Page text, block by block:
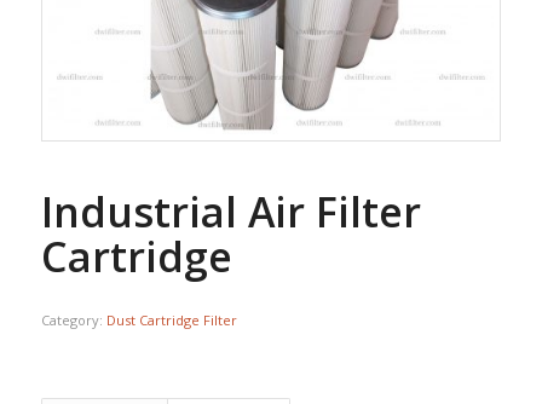
Industrial Air Filter
Cartridge
Category: Dust Cartridge Filter